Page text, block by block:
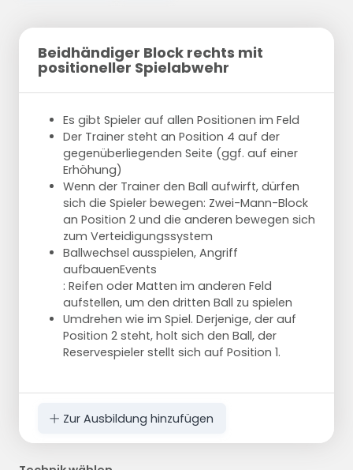
Beidhändiger Block rechts mit
positioneller Spielabwehr
Es gibt Spieler auf allen Positionen im Feld
Der Trainer steht an Position 4 auf der
gegenüberliegenden Seite (ggf. auf einer
Erhöhung)
Wenn der Trainer den Ball aufwirft, dürfen
sich die Spieler bewegen: Zwei-Mann-Block
an Position 2 und die anderen bewegen sich
zum Verteidigungssystem
Ballwechsel ausspielen, Angriff
aufbauenEvents
: Reifen oder Matten im anderen Feld
aufstellen, um den dritten Ball zu spielen
Umdrehen wie im Spiel. Derjenige, der auf
Position 2 steht, holt sich den Ball, der
Reservespieler stellt sich auf Position 1.
Zur Ausbildung hinzufügen